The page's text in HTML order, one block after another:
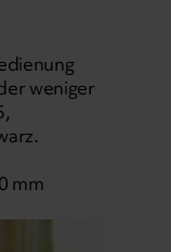
weniger
mm